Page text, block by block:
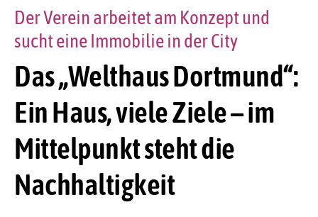
Das „Welthaus Dortmund“:
Ein Haus, viele Ziele – im
Mittelpunkt steht die
Nachhaltigkeit
Der Verein arbeitet am Konzept und
sucht eine Immobilie in der City